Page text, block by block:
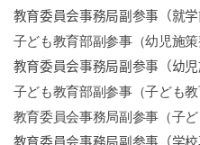
教育委員会事務局副参事（
子ども教育部副参事（幼児施策
教育委員会事務局副参事（
子ども教育部副参事（子ども教
教育委員会事務局副参事（子
教育委員会事務局副参事（